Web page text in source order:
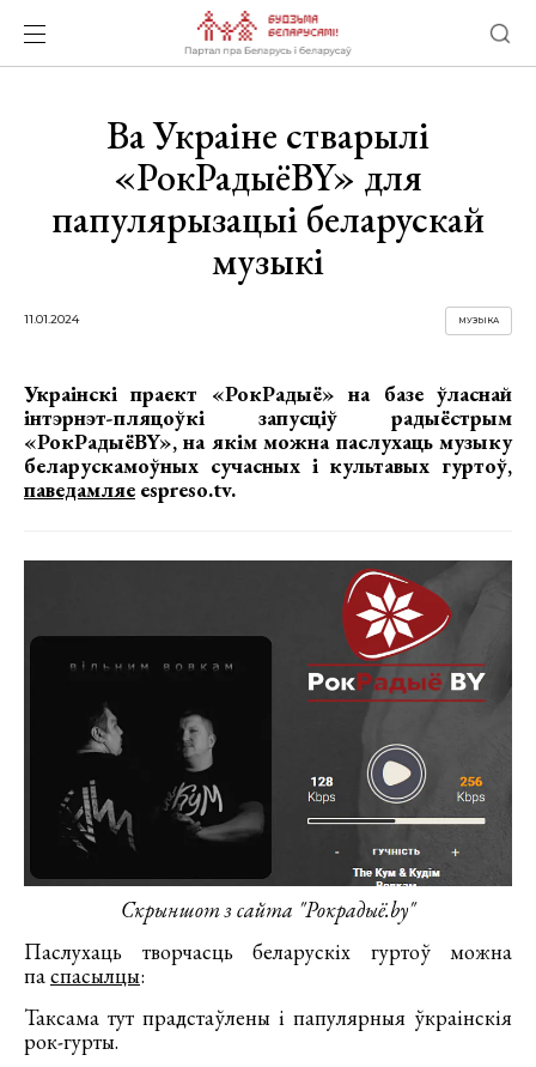
Ва Украіне стварылі
«РокРадыёBY» для
папулярызацыі беларускай
музыкі
11.01.2024 МУЗЫКА
Украінскі праект «РокРадыё» на базе ўласнай
інтэрнэт-пляцоўкі запусціў радыёстрым
«РокРадыёBY», на якім можна паслухаць музыку
беларускамоўных сучасных і культавых гуртоў,
паведамляе espreso.tv.
Скрыншот з сайта "Рокрадыё.by"
Паслухаць творчасць беларускіх гуртоў можна
паспасылцы:
Таксама тут прадстаўлены і папулярныя ўкраінскія
рок-гурты.